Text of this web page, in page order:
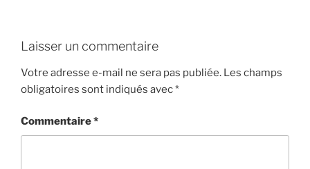
Laisser un commentaire
Votre adresse e-mail ne sera pas publiée. Les champs
obligatoires sont indiqués avec*
Commentaire*